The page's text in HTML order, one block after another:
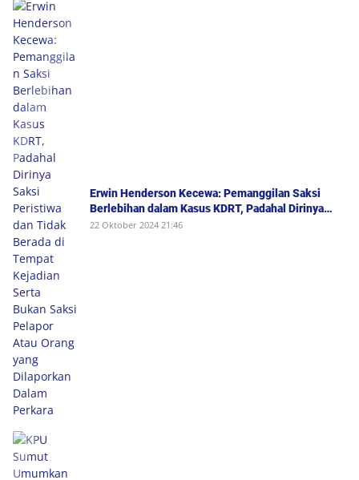
Erwin Henderson Kecewa: Pemanggilan Saksi
Berlebihan dalam Kasus KDRT, Padahal Dirinya
Saksi Peristiwa dan Tidak Berada di Tempat
22 Oktober 2024 21:46